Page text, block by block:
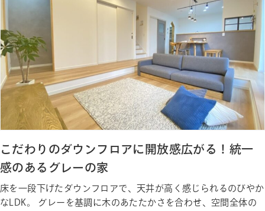
こだわりのダウンフロアに開放感広がる！統一
感のあるグレーの家
床を一段下げたダウンフロアで、天井が高く感じられるのびやか
なLDK。 グレーを基調に木のあたたかさを合わせ、空間全体の